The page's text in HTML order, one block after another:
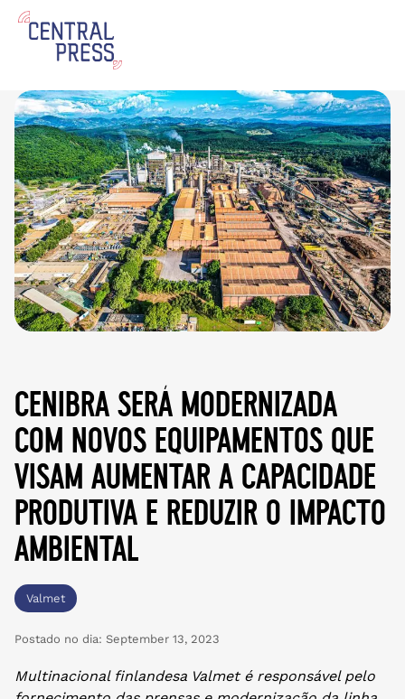
cenibra será modernizada
com novos equipamentos que
visam aumentar a capacidade
produtiva e reduzir o impacto
ambiental
Valmet
Postado no dia: September 13, 2023
Multinacional finlandesa Valmet é responsável pelo